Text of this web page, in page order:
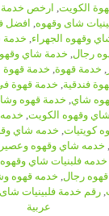
الكويت, ارخص خدمة
شاى وقهوه, افضل
وقهوه الجهراء, خدمة
رجال, خدمة شاي
, خدمة قهوة, خدمة قهوة
فندقية, خدمة قهوة
شاي, خدمة قهوه
وقهوه الكويت, خدمه
كويتيات, خدمه شاي
, خدمه شاي وقهوه
خدمه فلبنيات شاي وقهوه
رجال, خدمه قهوه
,رقم خدمة فلبينيات
عربية